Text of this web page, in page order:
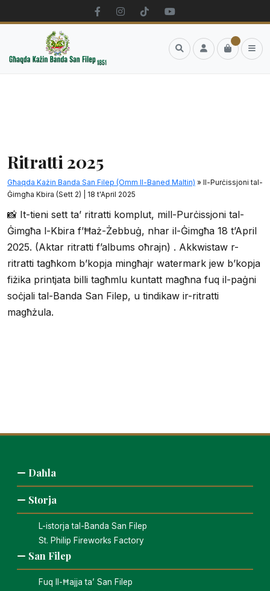
SearchAccountCart
Ritratti 2025
Għaqda Każin Banda San Filep (Omm Il-Baned Maltin) » Il-Purċissjoni tal-
Ġimgħa Kbira (Sett 2) | 18 t'April 2025
📸 It-tieni sett ta’ ritratti komplut, mill-Purċissjoni tal-
Ġimgħa l-Kbira f’Ħaż-Żebbuġ, nhar il-Ġimgħa 18 t’April
2025. (Aktar ritratti f’albums oħrajn) . Akkwistaw r-
ritratti tagħkom b’kopja mingħajr watermark jew b’kopja
fiżika printjata billi tagħmlu kuntatt magħna fuq il-paġni
soċjali tal-Banda San Filep, u tindikaw ir-ritratti
magħżula.
Daħla
Storja
L-istorja tal-Banda San Filep
St. Philip Fireworks Factory
San Filep
Fuq Il-Ħajja ta’ San Filep